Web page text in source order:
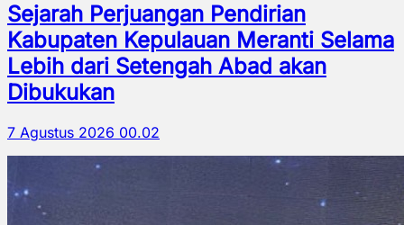
Sejarah Perjuangan Pendirian
Kabupaten Kepulauan Meranti Selama
Lebih dari Setengah Abad akan
Dibukukan
7 Agustus 2026 00.02